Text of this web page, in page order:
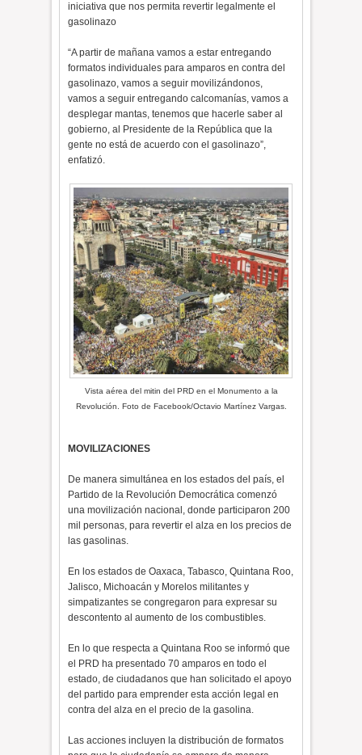
iniciativa que nos permita revertir legalmente el
gasolinazo
“A partir de mañana vamos a estar entregando
formatos individuales para amparos en contra del
gasolinazo, vamos a seguir movilizándonos,
vamos a seguir entregando calcomanías, vamos a
desplegar mantas, tenemos que hacerle saber al
gobierno, al Presidente de la República que la
gente no está de acuerdo con el gasolinazo”,
enfatizó.
Vista aérea del mitin del PRD en el Monumento a la
Revolución. Foto de Facebook/Octavio Martínez Vargas.
MOVILIZACIONES
De manera simultánea en los estados del país, el
Partido de la Revolución Democrática comenzó
una movilización nacional, donde participaron 200
mil personas, para revertir el alza en los precios de
las gasolinas.
En los estados de Oaxaca, Tabasco, Quintana Roo,
Jalisco, Michoacán y Morelos militantes y
simpatizantes se congregaron para expresar su
descontento al aumento de los combustibles.
En lo que respecta a Quintana Roo se informó que
el PRD ha presentado 70 amparos en todo el
estado, de ciudadanos que han solicitado el apoyo
del partido para emprender esta acción legal en
contra del alza en el precio de la gasolina.
Las acciones incluyen la distribución de formatos